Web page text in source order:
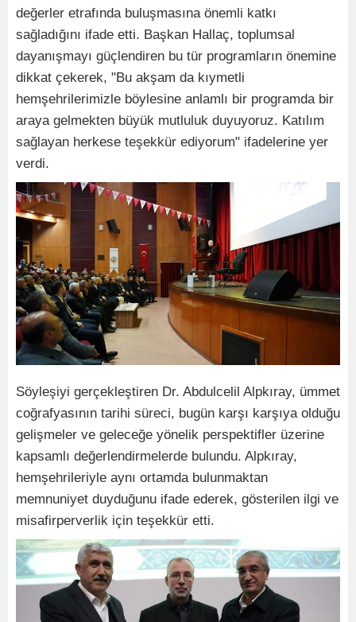
değerler etrafında buluşmasına önemli katkı
sağladığını ifade etti. Başkan Hallaç, toplumsal
dayanışmayı güçlendiren bu tür programların önemine
dikkat çekerek, "Bu akşam da kıymetli
hemşehrilerimizle böylesine anlamlı bir programda bir
araya gelmekten büyük mutluluk duyuyoruz. Katılım
sağlayan herkese teşekkür ediyorum" ifadelerine yer
verdi.
Söyleşiyi gerçekleştiren Dr. Abdulcelil Alpkıray, ümmet
coğrafyasının tarihi süreci, bugün karşı karşıya olduğu
gelişmeler ve geleceğe yönelik perspektifler üzerine
kapsamlı değerlendirmelerde bulundu. Alpkıray,
hemşehrileriyle aynı ortamda bulunmaktan
memnuniyet duyduğunu ifade ederek, gösterilen ilgi ve
misafirperverlik için teşekkür etti.